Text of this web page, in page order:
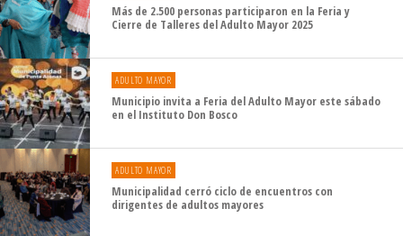
Más de 2.500 personas participaron en la Feria y
Cierre de Talleres del Adulto Mayor 2025
ADULTO MAYOR
Municipio invita a Feria del Adulto Mayor este sábado
en el Instituto Don Bosco
ADULTO MAYOR
Municipalidad cerró ciclo de encuentros con
dirigentes de adultos mayores